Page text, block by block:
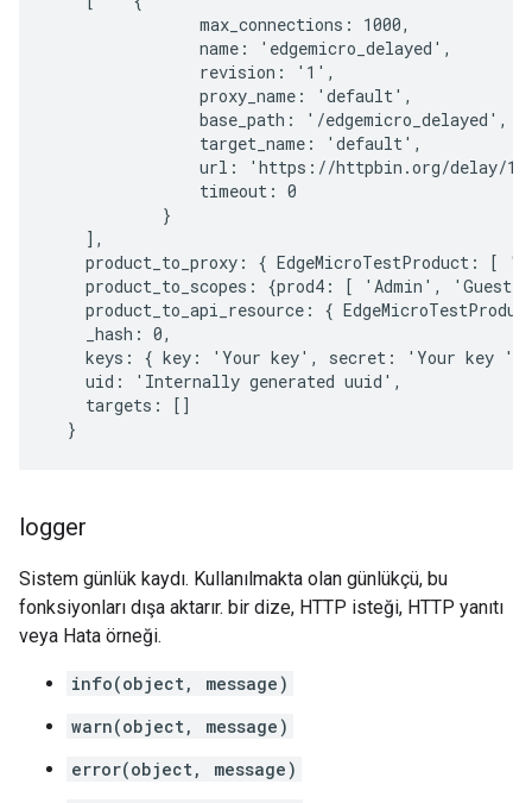
                max_connections: 1000,
                name: 'edgemicro_delayed',
                revision: '1',
                proxy_name: 'default',
                base_path: '/edgemicro_delayed',
                target_name: 'default',
url: 'https://httpbin.org/delay/
                timeout: 0
            }
    ],
product_to_proxy: { EdgeMicroTestProduct: [
product_to_scopes: {prod4: [ 'Admin',
product_to_api_resource: {
    _hash: 0,
keys: { key: 'Your key', secret: 'Your key '
    uid: 'Internally generated uuid',
    targets: []
logger
Sistem günlük kaydı. Kullanılmakta olan günlükçü, bu
fonksiyonları dışa aktarır. bir dize, HTTP isteği, HTTP yanıtı
veya Hata örneği.
info(object, message)
warn(object, message)
error(object, message)